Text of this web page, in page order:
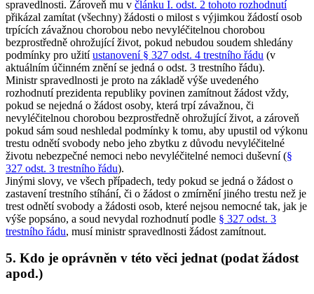
spravedlnosti. Zároveň mu v článku I. odst. 2 tohoto rozhodnutí
přikázal zamítat (všechny) žádosti o milost s výjimkou žádostí osob
trpících závažnou chorobou nebo nevyléčitelnou chorobou
bezprostředně ohrožující život, pokud nebudou soudem shledány
podmínky pro užitíustanovení § 327 odst. 4 trestního řádu (v
aktuálním účinném znění se jedná o odst. 3 trestního řádu).
Ministr spravedlnosti je proto na základě výše uvedeného
rozhodnutí prezidenta republiky povinen zamítnout žádost vždy,
pokud se nejedná o žádost osoby, která trpí závažnou, či
nevyléčitelnou chorobou bezprostředně ohrožující život, a zároveň
pokud sám soud neshledal podmínky k tomu, aby upustil od výkonu
trestu odnětí svobody nebo jeho zbytku z důvodu nevyléčitelné
životu nebezpečné nemoci nebo nevyléčitelné nemoci duševní (§
327 odst. 3 trestního řádu).
Jinými slovy, ve všech případech, tedy pokud se jedná o žádost o
zastavení trestního stíhání, či o žádost o zmírnění jiného trestu než je
trest odnětí svobody a žádosti osob, které nejsou nemocné tak, jak je
výše popsáno, a soud nevydal rozhodnutí podle § 327 odst. 3
trestního řádu, musí ministr spravedlnosti žádost zamítnout.
5. Kdo je oprávněn v této věci jednat (podat žádost
apod.)